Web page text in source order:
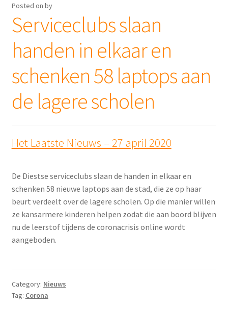
Posted on by
Serviceclubs slaan
handen in elkaar en
schenken 58 laptops aan
de lagere scholen
Het Laatste Nieuws – 27 april 2020
De Diestse serviceclubs slaan de handen in elkaar en
schenken 58 nieuwe laptops aan de stad, die ze op haar
beurt verdeelt over de lagere scholen. Op die manier willen
ze kansarmere kinderen helpen zodat die aan boord blijven
nu de leerstof tijdens de coronacrisis online wordt
aangeboden.
Category: Nieuws
Tag: Corona